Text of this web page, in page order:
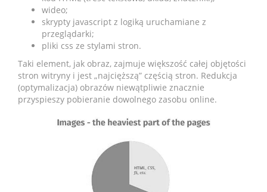
wideo;
skrypty javascript z logiką uruchamiane z
przeglądarki;
pliki css ze stylami stron.
Taki element, jak obraz, zajmuje większość całej objętości
stron witryny i jest „najcięższą” częścią stron. Redukcja
(optymalizacja) obrazów niewątpliwie znacznie
przyspieszy pobieranie dowolnego zasobu online.